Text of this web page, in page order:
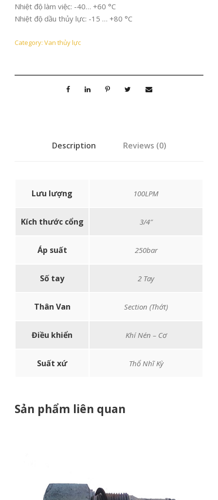
Nhiệt độ làm việc: -40… +60 °C
Nhiệt độ dầu thủy lực: -15 … +80 °C
Category: Van thủy lực
Description Reviews (0)
Lưu lượng 100LPM
Kích thước cổng 3/4″
Áp suất 250bar
Số tay 2 Tay
Thân Van Section (Thớt)
Điều khiển Khí Nén – Cơ
Suất xứ Thổ Nhĩ Kỳ
Sản phẩm liên quan